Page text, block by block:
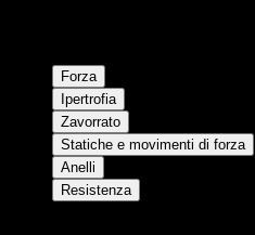
Forza
Ipertrofia
Zavorrato
Statiche e movimenti di forza
Anelli
Resistenza